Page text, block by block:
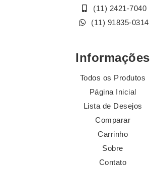
(11) 2421-7040
(11) 91835-0314
Informações
Todos os Produtos
Página Inicial
Lista de Desejos
Comparar
Carrinho
Sobre
Contato